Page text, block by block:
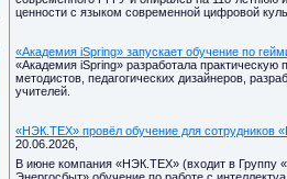
ценности с языком современной цифровой
«Академия iSpring» запускает обучение по
«Академия iSpring» разработала
методистов, педагогических дизайнеров,
учителей.
«НЭК.ТЕХ» провёл обучение для сотрудников
20.06.2026,
В июне компания «НЭК.ТЕХ» (входит в Группу